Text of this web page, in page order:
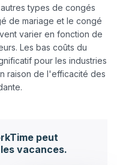
types de congés
de mariage et le congé
varier en fonction de
Les bas coûts du
pour les industries
raison de l'efficacité des
peut
vacances.